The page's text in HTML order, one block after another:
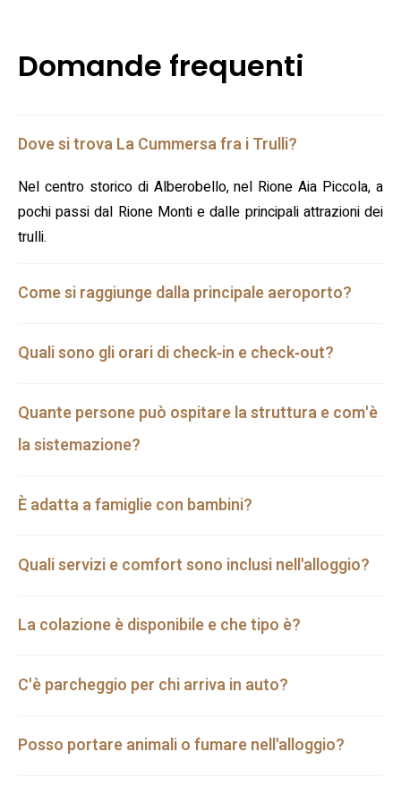
Domande frequenti
Dove si trova La Cummersa fra i Trulli?
Nel centro storico di Alberobello, nel Rione Aia Piccola, a
pochi passi dal Rione Monti e dalle principali attrazioni dei
trulli.
Come si raggiunge dalla principale aeroporto?
Quali sono gli orari di check‑in e check‑out?
Quante persone può ospitare la struttura e com'è
la sistemazione?
È adatta a famiglie con bambini?
Quali servizi e comfort sono inclusi nell'alloggio?
La colazione è disponibile e che tipo è?
C'è parcheggio per chi arriva in auto?
Posso portare animali o fumare nell'alloggio?